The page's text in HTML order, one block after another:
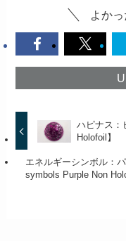
よか
ハピナス：
Holofoil】
エネルギーシンボル：
symbols Purple Non